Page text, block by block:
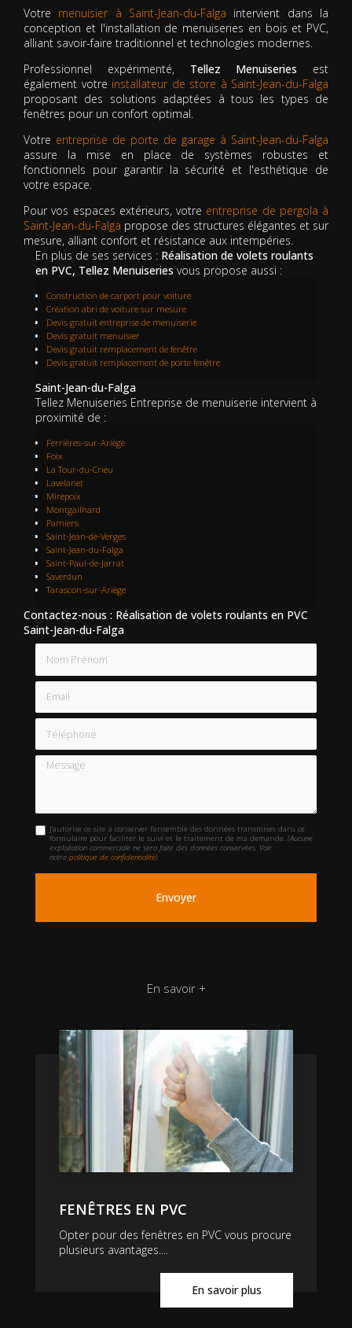
Votre menuisier à Saint-Jean-du-Falga intervient dans la
conception et l'installation de menuiseries en bois et PVC,
alliant savoir-faire traditionnel et technologies modernes.
Professionnel expérimenté, Tellez Menuiseries est
également votre installateur de store à Saint-Jean-du-Falga
proposant des solutions adaptées à tous les types de
fenêtres pour un confort optimal.
Votre entreprise de porte de garage à Saint-Jean-du-Falga
assure la mise en place de systèmes robustes et
fonctionnels pour garantir la sécurité et l'esthétique de
votre espace.
Pour vos espaces extérieurs, votre entreprise de pergola à
Saint-Jean-du-Falga propose des structures élégantes et sur
mesure, alliant confort et résistance aux intempéries.
En plus de ses services : Réalisation de volets roulants
en PVC, Tellez Menuiseries vous propose aussi :
Construction de carport pour voiture
Création abri de voiture sur mesure
Devis gratuit entreprise de menuiserie
Devis gratuit menuisier
Devis gratuit remplacement de fenêtre
Devis gratuit remplacement de porte fenêtre
Saint-Jean-du-Falga
Tellez Menuiseries Entreprise de menuiserie intervient à
proximité de :
Ferrières-sur-Ariège
Foix
La Tour-du-Crieu
Lavelanet
Mirepoix
Montgailhard
Pamiers
Saint-Jean-de-Verges
Saint-Jean-du-Falga
Saint-Paul-de-Jarrat
Saverdun
Tarascon-sur-Ariège
Contactez-nous : Réalisation de volets roulants en PVC
Saint-Jean-du-Falga
Email
Téléphone
Message
J'autorise ce site à conserver l'ensemble des données transmises dans ce
formulaire pour faciliter le suivi et le traitement de ma demande.(Aucune
exploitation commerciale ne sera faite des données conservées. Voir
notrepolitique de confidentialité)
En savoir +
FENÊTRES EN PVC
Opter pour des fenêtres en PVC vous procure
plusieurs avantages....
En savoir plus